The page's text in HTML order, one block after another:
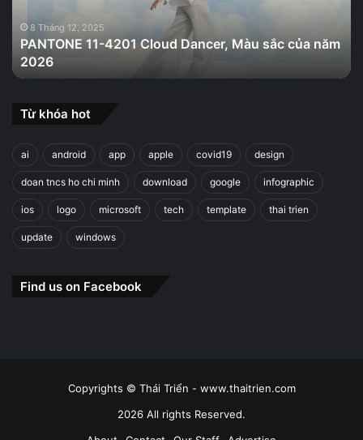
của
năm
2026
8 Tháng 12, 2025
PANTONE 11-4201 Cloud Dancer, Màu sắc của năm
2026
Từ khóa hot
ai android app apple covid19 design
doan tncs ho chi minh download google infographic
ios logo microsoft tech template thai trien
update windows
Find us on Facebook
Copyrights © Thái Triển - www.thaitrien.com
2026 All rights Reserved.